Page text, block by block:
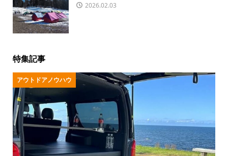
2026.02.03
特集記事
アウトドアノウハウ